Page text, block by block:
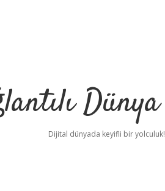
Dijital dünyada keyifli bir yolculuk!